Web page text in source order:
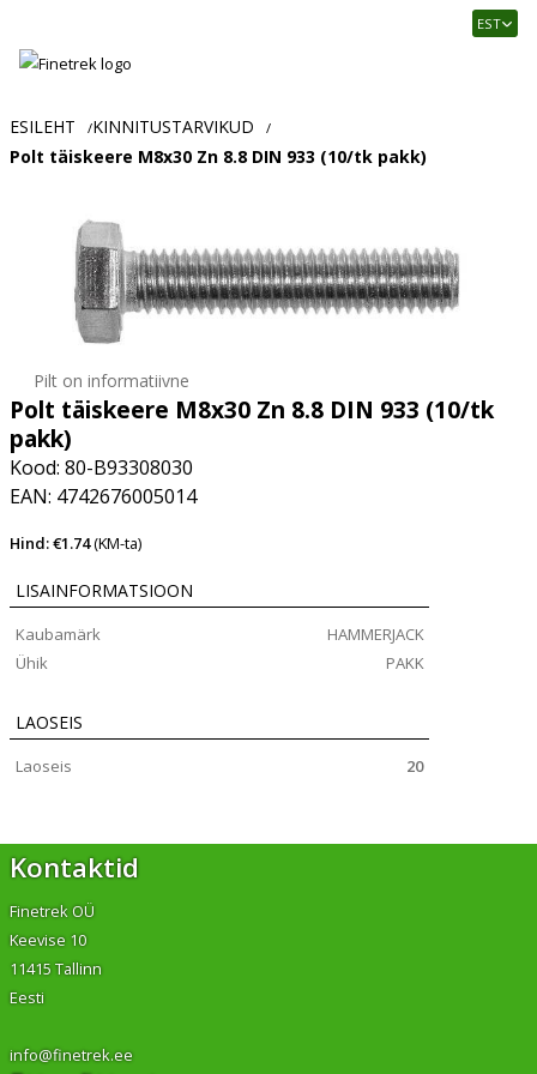
Usaldusväärne
ja
tööstusautomaatika
EST
ESILEHT /KINNITUSTARVIKUD /
Polt täiskeere M8x30 Zn 8.8 DIN 933 (10/tk pakk)
Pilt on informatiivne
Polt täiskeere M8x30 Zn 8.8 DIN 933 (10/tk
pakk)
Kood: 80-B93308030
EAN: 4742676005014
Hind: €1.74(KM-ta)
LISAINFORMATSIOON
Kaubamärk
HAMMERJACK
Ühik
PAKK
LAOSEIS
Laoseis 20
Kontaktid
Finetrek OÜ
Keevise 10
11415 Tallinn
Eesti
info@finetrek.ee